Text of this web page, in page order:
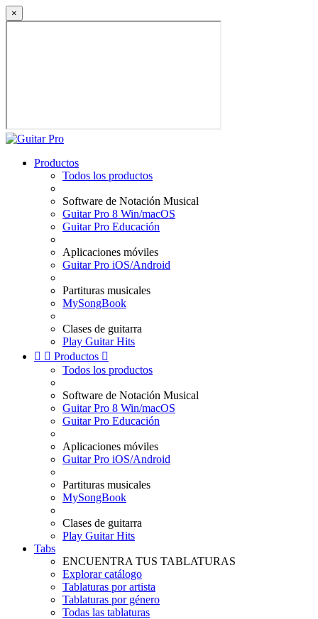
×
Productos
Todos los productos
Software de Notación Musical
Guitar Pro 8 Win/macOS
Guitar Pro Educación
Aplicaciones móviles
Guitar Pro iOS/Android
Partituras musicales
MySongBook
Clases de guitarra
Play Guitar Hits
  Productos 
Todos los productos
Software de Notación Musical
Guitar Pro 8 Win/macOS
Guitar Pro Educación
Aplicaciones móviles
Guitar Pro iOS/Android
Partituras musicales
MySongBook
Clases de guitarra
Play Guitar Hits
Tabs
ENCUENTRA TUS TABLATURAS
Explorar catálogo
Tablaturas por artista
Tablaturas por género
Todas las tablaturas